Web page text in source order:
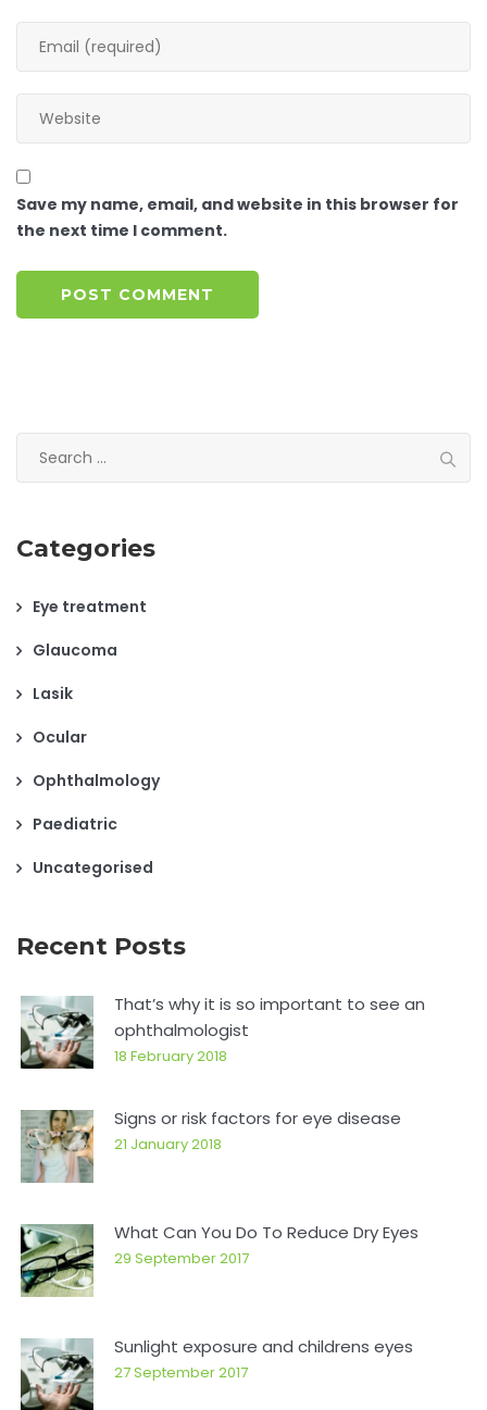
Save my name, email, and website in this browser for
the next time I comment.
Categories
Eye treatment
Glaucoma
Lasik
Ocular
Ophthalmology
Paediatric
Uncategorised
Recent Posts
That’s why it is so important to see an
ophthalmologist
18 February 2018
Signs or risk factors for eye disease
21 January 2018
What Can You Do To Reduce Dry Eyes
29 September 2017
Sunlight exposure and childrens eyes
27 September 2017